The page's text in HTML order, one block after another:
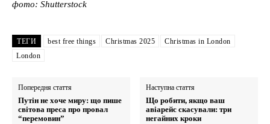
фото: Shutterstock
ТЕГИ best free things Christmas 2025
Christmas in London
London
Попередня стаття
Путін не хоче миру: що пише
світова преса про провал
“перемовин”
Наступна стаття
Що робити, якщо ваш
авіарейс скасували: три
негайних кроки